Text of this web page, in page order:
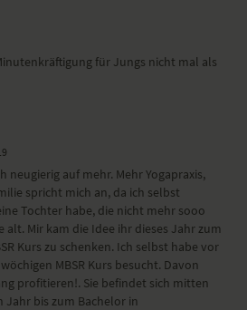
für Jungs nicht mal als
neugierig auf mehr. Mehr Yogapraxis,
spricht mich an, da ich selbst
Tochter habe, die nicht mehr sooo
alt. Mir kam die Idee ihr dieses Jahr zum
Kurs zu schenken. Ich selbst habe vor
MBSR Kurs besucht. Davon
profitieren!. Sie befindet sich mitten
Jahr bis zum Bachelor in